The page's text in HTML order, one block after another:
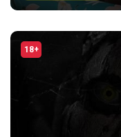
18+